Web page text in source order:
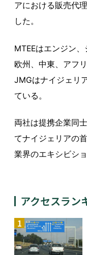
アにおける販売代
した。
MTEEはエンジン
欧州、中東、アフ
JMGはナイジェリ
ている。
両社は提携企業同
てナイジェリアの
業界のエキシビシ
アクセスラン